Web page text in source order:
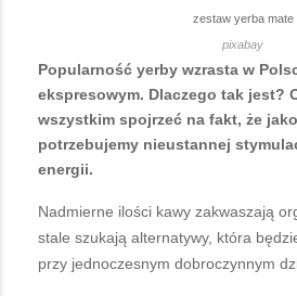
zestaw yerba mate
pixabay
Popularność yerby wzrasta w
ekspresowym. Dlaczego tak jest?
wszystkim spojrzeć na fakt, że
potrzebujemy nieustannej
energii.
Nadmierne ilości kawy zakwaszają
stale szukają alternatywy, która
przy jednoczesnym dobroczynnym